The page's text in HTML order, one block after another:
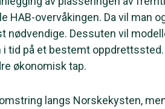
HAB-overvåkingen. Da vil man
Dessuten vil
tid på et bestemt oppdrettssted.
økonomisk tap.
langs Norskekysten,